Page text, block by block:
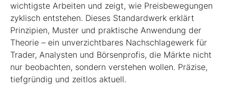
wichtigste Arbeiten und zeigt, wie Preisbewegungen
zyklisch entstehen. Dieses Standardwerk erklärt
Prinzipien, Muster und praktische Anwendung der
Theorie – ein unverzichtbares Nachschlagewerk für
Trader, Analysten und Börsenprofis, die Märkte nicht
nur beobachten, sondern verstehen wollen. Präzise,
tiefgründig und zeitlos aktuell.